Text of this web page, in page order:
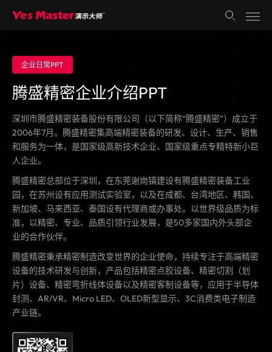
企业日常PPT
腾盛精密企业介绍PPT
深圳市腾盛精密装备股份有限公司（以下简称“腾盛精密”）成立于
2006年7月。腾盛精密集高端精密装备的研发、设计、生产、销售
和服务为一体，是国家级高新技术企业、 国家级重点专精特新小巨
人企业。
腾盛精密总部位于深圳，在东莞谢岗镇建设有腾盛精密装备工业
园，在苏州设有应用测试实验室，以及在成都、台湾地区、韩国、
新加坡、马来西亚、泰国设有代理商或办事处。以世界级品质为标
准，以精密、专业、品质引领行业发展，是50多家国内外头部企
业的合作伙伴。
腾盛精密秉承精密制造改变世界的企业使命，持续专注于高端精密
设备的技术研发与创新，产品包括精密点胶设备、精密切割（划
片）设备、精密弯折线体设备以及精密客制设备等，应用于半导体
封测、AR/VR、Micro LED、OLED新型显示、3C消费类电子制造
产业链。